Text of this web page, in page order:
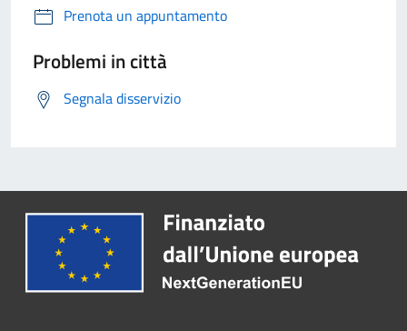
Prenota un appuntamento
Problemi in città
Segnala disservizio